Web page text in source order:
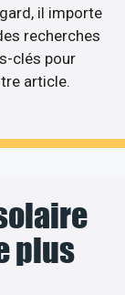
il importe
recherches
clés pour
article.
plus